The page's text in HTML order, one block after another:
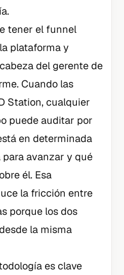
tener el funnel
plataforma y
del gerente de
Cuando las
Station, cualquier
puede auditar por
en determinada
avanzar y qué
él. Esa
la fricción entre
porque los dos
la misma
es clave